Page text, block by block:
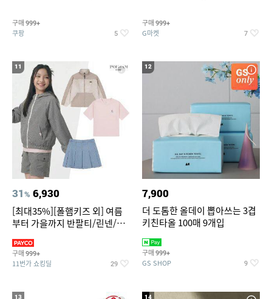
구매 999+
쿠팡 5
구매 999+
G마켓 7
11
31% 6,930
[최대35%][폴햄키즈 외] 여름
부터 가을까지 반팔티/린넨/맨
구매 999+
11번가 쇼킹딜 29
12
7,900
더 도톰한 올데이 뽑아쓰는 3겹
키친타올 100매 9개입
구매 999+
GS SHOP 9
13 14